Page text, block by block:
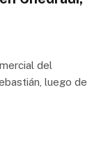
del
luego de